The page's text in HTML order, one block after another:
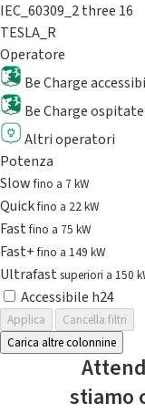
IEC_60309_2 three 16
TESLA_R
Operatore
Be Charge
Be Charge
Altri operatori
Potenza
Slowfino a 7 kW
Quickfino a 22 kW
Fastfino a 75 kW
Fast+fino a 149 kW
Ultrafast superiori a 150
Accessibile h24
Applica
Cancella filtri
Carica altre colonnine
stiamo